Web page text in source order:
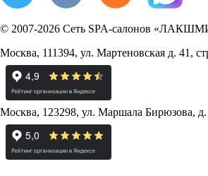
© 2007-2026 Сеть SPA-салонов
Москва, 111394, ул. Мартеновская д. 41,
Москва, 123298, ул. Маршала Бирюзова,